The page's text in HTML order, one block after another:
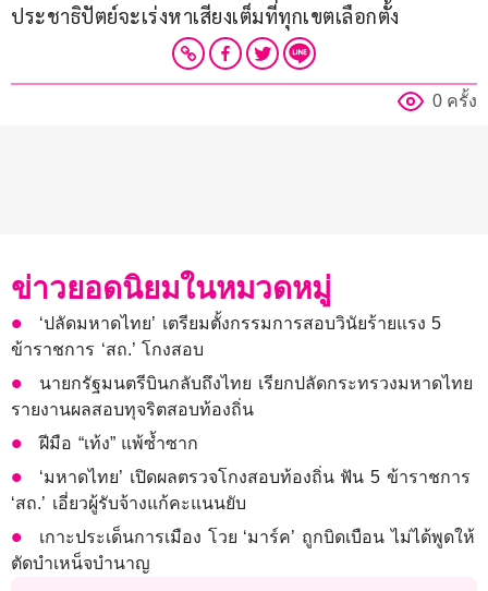
ประชาธิปัตย์จะเร่งหาเสียงเต็มที่ทุกเขตเลือกตั้ง
0 ครั้ง
ข่าวยอดนิยมในหมวดหมู่
‘ปลัดมหาดไทย’ เตรียมตั้งกรรมการสอบวินัยร้ายแรง 5
ข้าราชการ ‘สถ.’ โกงสอบ
นายกรัฐมนตรีบินกลับถึงไทย เรียกปลัดกระทรวงมหาดไทย
รายงานผลสอบทุจริตสอบท้องถิ่น
ฝีมือ “เท้ง” แพ้ซ้ำซาก
‘มหาดไทย’ เปิดผลตรวจโกงสอบท้องถิ่น ฟัน 5 ข้าราชการ
‘สถ.’ เอี่ยวผู้รับจ้างแก้คะแนนยับ
เกาะประเด็นการเมือง โวย ‘มาร์ค’ ถูกบิดเบือน ไม่ได้พูดให้
ตัดบำเหน็จบำนาญ